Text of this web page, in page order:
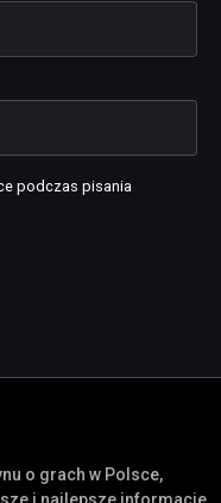
podczas pisania
o grach w Polsce,
i najlepsze informacje